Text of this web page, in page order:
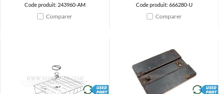
Code produit: 243960-AM
Comparer
Code produit: 666280-U
Comparer
brand brand